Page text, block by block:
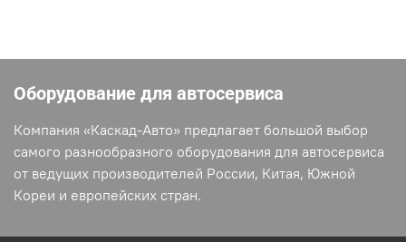
Оборудование для автосервиса
Компания «Каскад-Авто» предлагает большой выбор
самого разнообразного оборудования для автосервиса
от ведущих производителей России, Китая, Южной
Кореи и европейских стран.